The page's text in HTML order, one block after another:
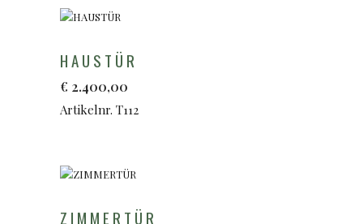
HAUSTÜR
€ 2.400,00
Artikelnr. T112
ZIMMERTÜR